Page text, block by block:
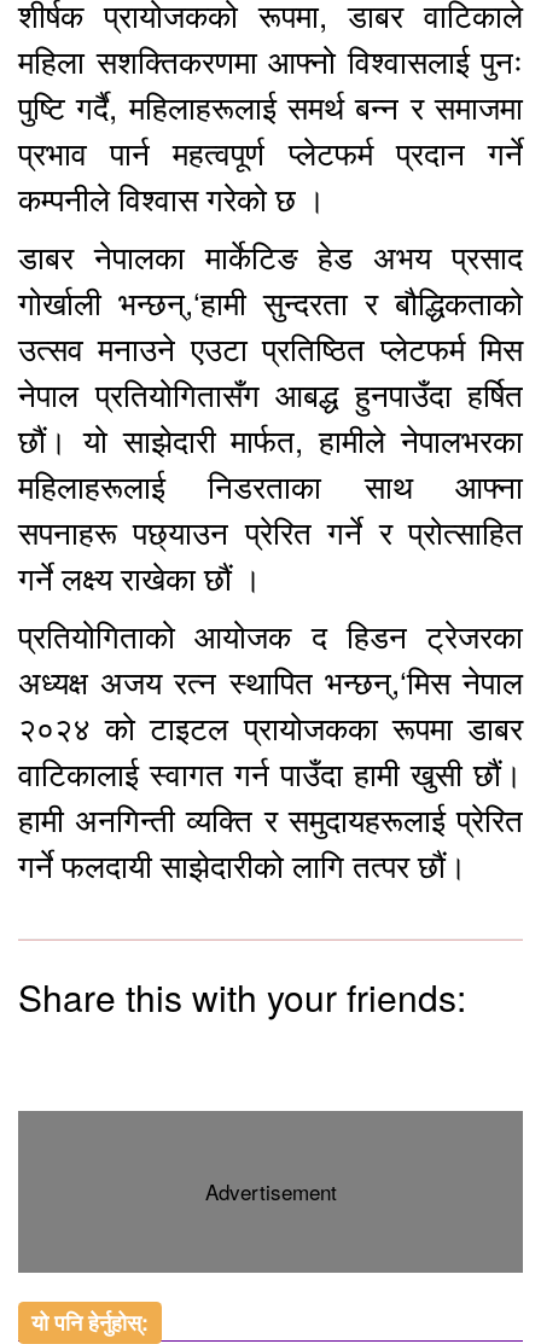
शीर्षक प्रायोजकको रूपमा, डाबर वाटिकाले
महिला सशक्तिकरणमा आफ्नो विश्वासलाई पुनः
पुष्टि गर्दै, महिलाहरूलाई समर्थ बन्न र समाजमा
प्रभाव पार्न महत्वपूर्ण प्लेटफर्म प्रदान गर्ने
कम्पनीले विश्वास गरेको छ ।
डाबर नेपालका मार्केटिङ हेड अभय प्रसाद
गोर्खाली भन्छन्,‘हामी सुन्दरता र बौद्धिकताको
उत्सव मनाउने एउटा प्रतिष्ठित प्लेटफर्म मिस
नेपाल प्रतियोगितासँग आबद्ध हुनपाउँदा हर्षित
छौं। यो साझेदारी मार्फत, हामीले नेपालभरका
महिलाहरूलाई निडरताका साथ आफ्ना
सपनाहरू पछ्याउन प्रेरित गर्ने र प्रोत्साहित
गर्ने लक्ष्य राखेका छौं ।
प्रतियोगिताको आयोजक द हिडन ट्रेजरका
अध्यक्ष अजय रत्न स्थापित भन्छन्,‘मिस नेपाल
२०२४ को टाइटल प्रायोजकका रूपमा डाबर
वाटिकालाई स्वागत गर्न पाउँदा हामी खुसी छौं।
हामी अनगिन्ती व्यक्ति र समुदायहरूलाई प्रेरित
गर्ने फलदायी साझेदारीको लागि तत्पर छौं।
Share this with your friends:
Advertisement
यो पनि हेर्नुहोस्: